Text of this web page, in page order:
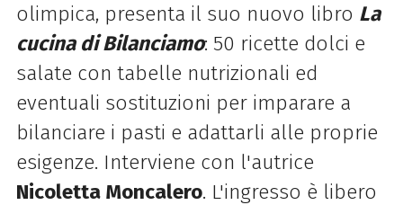
olimpica, presenta il suo nuovo libro La
cucina di Bilanciamo: 50 ricette dolci e
salate con tabelle nutrizionali ed
eventuali sostituzioni per imparare a
bilanciare i pasti e adattarli alle proprie
esigenze. Interviene con l'autrice
Nicoletta Moncalero. L'ingresso è libero